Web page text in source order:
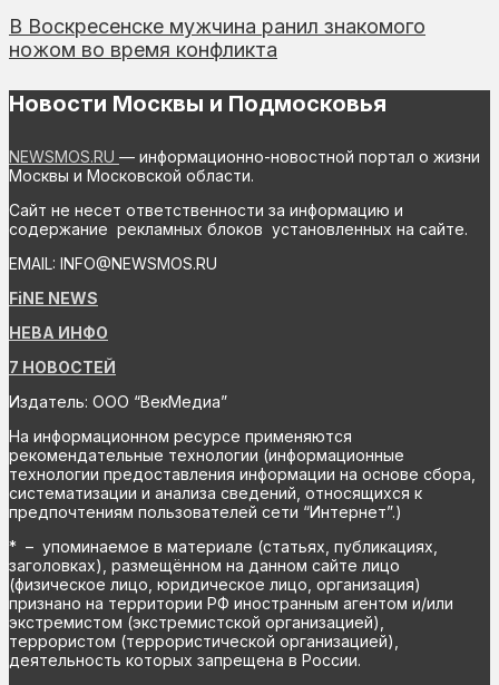
В Воскресенске мужчина ранил знакомого
ножом во время конфликта
Новости Москвы и Подмосковья
NEWSMOS.RU — информационно-новостной портал о жизни
Москвы и Московской области.
Сайт не несет ответственности за информацию и
содержание рекламных блоков установленных на сайте.
EMAIL: INFO@NEWSMOS.RU
FiNE NEWS
НЕВА ИНФО
7 НОВОСТЕЙ
Издатель: ООО “ВекМедиа”
На информационном ресурсе применяются
рекомендательные технологии (информационные
технологии предоставления информации на основе сбора,
систематизации и анализа сведений, относящихся к
предпочтениям пользователей сети “Интернет”.)
* – упоминаемое в материале (статьях, публикациях,
заголовках), размещённом на данном сайте лицо
(физическое лицо, юридическое лицо, организация)
признано на территории РФ иностранным агентом и/или
экстремистом (экстремистской организацией),
террористом (террористической организацией),
деятельность которых запрещена в России.